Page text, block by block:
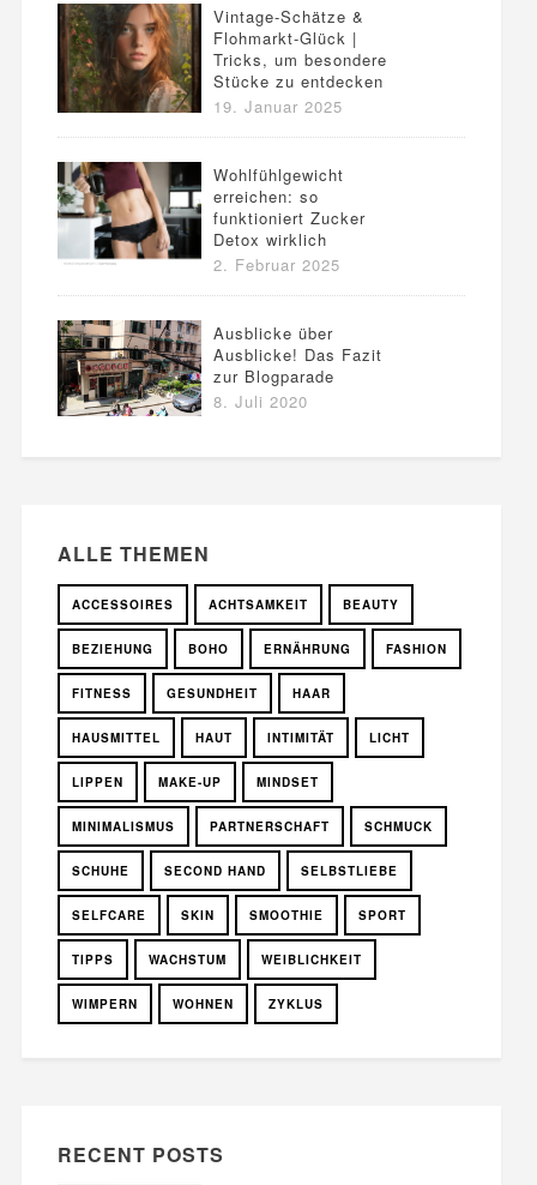
Vintage-Schätze &
Flohmarkt-Glück |
Tricks, um besondere
Stücke zu entdecken
19. Januar 2025
Wohlfühlgewicht
erreichen: so
funktioniert Zucker
Detox wirklich
2. Februar 2025
Ausblicke über
Ausblicke! Das Fazit
zur Blogparade
8. Juli 2020
ALLE THEMEN
ACCESSOIRES ACHTSAMKEIT BEAUTY
BEZIEHUNG BOHO ERNÄHRUNG FASHION
FITNESS GESUNDHEIT HAAR
HAUSMITTEL HAUT INTIMITÄT LICHT
LIPPEN MAKE-UP MINDSET
MINIMALISMUS PARTNERSCHAFT SCHMUCK
SCHUHE SECOND HAND SELBSTLIEBE
SELFCARE SKIN SMOOTHIE SPORT
TIPPS WACHSTUM WEIBLICHKEIT
WIMPERN WOHNEN ZYKLUS
RECENT POSTS